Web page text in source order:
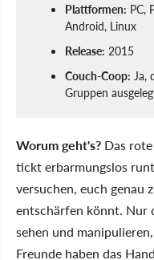
Plattformen: PC,
Android, Linux
Release: 2015
Couch-Coop: Ja,
Gruppen
Worum geht's? Das
tickt erbarmungslos
versuchen, euch genau
entschärfen könnt. Nur
sehen und
Freunde haben das